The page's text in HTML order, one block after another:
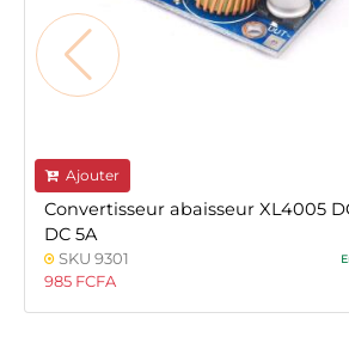
Ajouter
Convertisseur abaisseur XL4005
DC 5A
SKU 9301
985 FCFA